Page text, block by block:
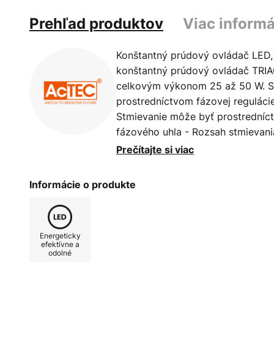
Prehľad produktov Viac
Konštantný prúdový ovládač
konštantný prúdový ovládač
celkovým výkonom 25 až 50 W.
prostredníctvom fázovej
Stmievanie môže byť
fázového uhla - Rozsah
Ochrana proti skratu, rozpojeniu,
Prečítajte si viac
Informácie o produkte
Energeticky
efektívne a
odolné